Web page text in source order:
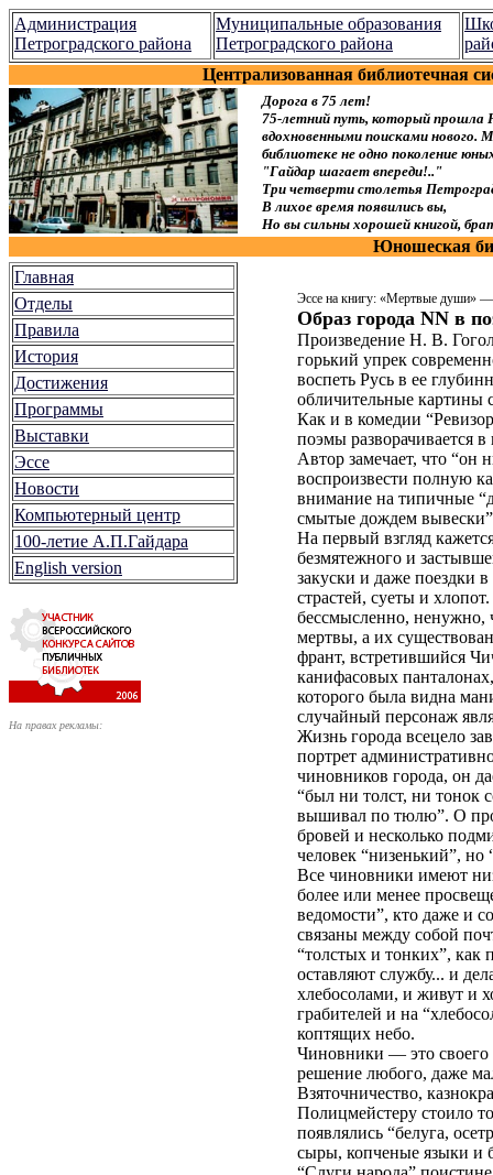
Администрация
Петроградского района
Муниципальные образования
Петроградского района
Дорога в 75 лет!
75-летний путь, который
вдохновенными поисками нового.
библиотеке не одно поколение
"Гайдар шагает впереди!.."
Три четверти столетья
В лихое время появились вы,
Но вы сильны хорошей книгой,
Централизованная библиотечная
Главная
Отделы
Правила
История
Достижения
Программы
Выставки
Эссе
Новости
Компьютерный центр
100-летие А.П.Гайдара
English version
На правах рекламы:
Эссе на книгу: «Мертвые души»
Образ города NN в
Произведение Н. В.
горький упрек
воспеть Русь в ее
обличительные картины
Как и в комедии
поэмы разворачивается
Автор замечает, что “он
воспроизвести полную
внимание на типичные
смытые дождем
На первый взгляд
безмятежного и
закуски и даже поездки
страстей, суеты и
бессмысленно, ненужно,
мертвы, а их
франт, встретившийся
канифасовых
которого была видна
случайный персонаж
Жизнь города всецело
портрет
чиновников города, он
“был ни толст, ни тонок
вышивал по тюлю”. О
бровей и несколько
человек “низенький”, но
Все чиновники имеют
более или менее
ведомости”, кто даже и
связаны между собой
“толстых и тонких”, как
оставляют службу... и
хлебосолами, и живут и
грабителей и на
коптящих небо.
Чиновники — это своего
решение любого, даже
Взяточничество,
Полицмейстеру стоило
появлялись “белуга,
сыры, копченые языки и
Юношеская